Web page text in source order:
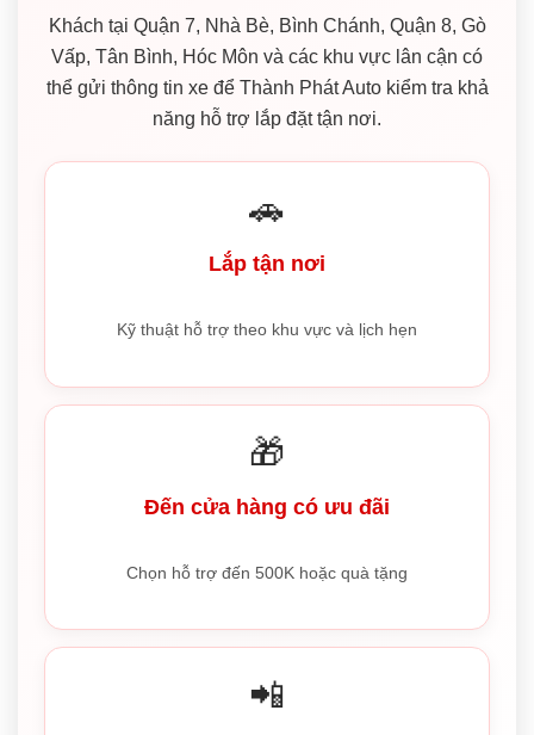
Khách tại Quận 7, Nhà Bè, Bình Chánh, Quận 8, Gò
Vấp, Tân Bình, Hóc Môn và các khu vực lân cận có
thể gửi thông tin xe để Thành Phát Auto kiểm tra khả
năng hỗ trợ lắp đặt tận nơi.
🚗
Lắp tận nơi
Kỹ thuật hỗ trợ theo khu vực và lịch hẹn
🎁
Đến cửa hàng có ưu đãi
Chọn hỗ trợ đến 500K hoặc quà tặng
📲